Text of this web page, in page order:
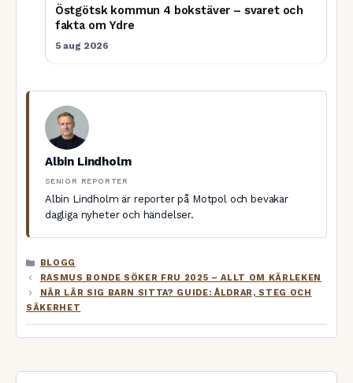
Östgötsk kommun 4 bokstäver – svaret och
fakta om Ydre
5 aug 2026
Albin Lindholm
SENIOR REPORTER
Albin Lindholm är reporter på Motpol och bevakar
dagliga nyheter och händelser.
KATEGORIER
BLOGG
RASMUS BONDE SÖKER FRU 2025 – ALLT OM KÄRLEKEN
NÄR LÄR SIG BARN SITTA? GUIDE: ÅLDRAR, STEG OCH
SÄKERHET